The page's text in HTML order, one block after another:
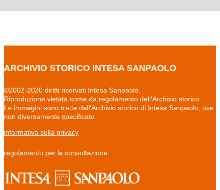
ARCHIVIO STORICO INTESA SANPAOLO
©2002-2020 diritti riservati Intesa Sanpaolo.
Riproduzione vietata come da regolamento dell'Archivio storico.
Le immagini sono tratte dall'Archivio storico di Intesa Sanpaolo, ove
non diversamente specificato
informativa sulla privacy
regolamento per la consultazione